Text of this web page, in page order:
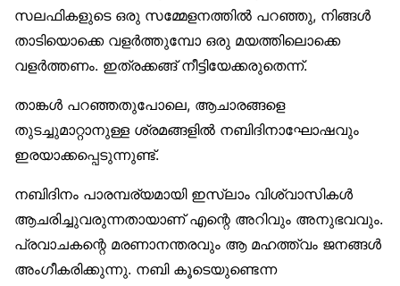
സലഫികളുടെ ഒരു സമ്മേളനത്തിൽ പറഞ്ഞു, നിങ്ങൾ
താടിയൊക്കെ വളർത്തുമ്പോ ഒരു മയത്തിലൊക്കെ
വളർത്തണം. ഇത്രക്കങ്ങ് നീട്ടിയേക്കരുതെന്ന്.
താങ്കൾ പറഞ്ഞതുപോലെ, ആചാരങ്ങളെ
തുടച്ചുമാറ്റാനുള്ള ശ്രമങ്ങളിൽ നബിദിനാഘോഷവും
ഇരയാക്കപ്പെടുന്നുണ്ട്.
നബിദിനം പാരമ്പര്യമായി ഇസ്‌ലാം വിശ്വാസികൾ
ആചരിച്ചുവരുന്നതായാണ് എന്റെ അറിവും അനുഭവവും.
പ്രവാചകന്റെ മരണാനന്തരവും ആ മഹത്ത്വം ജനങ്ങൾ
അംഗീകരിക്കുന്നു. നബി കൂടെയുണ്ടെന്ന